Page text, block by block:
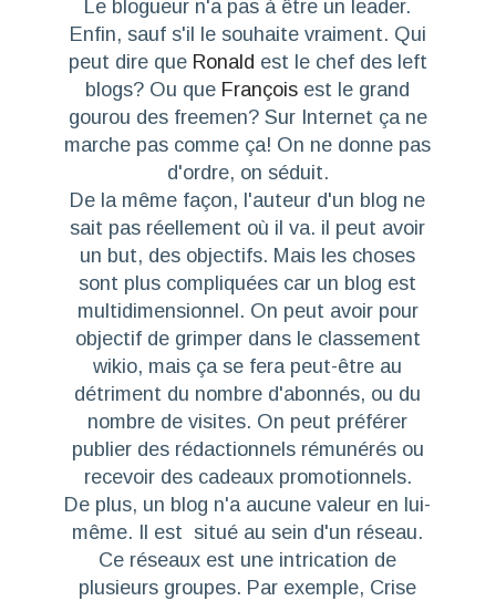
Le blogueur n'a pas à être un leader.
Enfin, sauf s'il le souhaite vraiment. Qui
peut dire que Ronald est le chef des left
blogs? Ou que François est le grand
gourou des freemen? Sur Internet ça ne
marche pas comme ça! On ne donne pas
d'ordre, on séduit.
De la même façon, l'auteur d'un blog ne
sait pas réellement où il va. il peut avoir
un but, des objectifs. Mais les choses
sont plus compliquées car un blog est
multidimensionnel. On peut avoir pour
objectif de grimper dans le classement
wikio, mais ça se fera peut-être au
détriment du nombre d'abonnés, ou du
nombre de visites. On peut préférer
publier des rédactionnels rémunérés ou
recevoir des cadeaux promotionnels.
De plus, un blog n'a aucune valeur en lui-
même. Il est situé au sein d'un réseau.
Ce réseaux est une intrication de
plusieurs groupes. Par exemple, Crise